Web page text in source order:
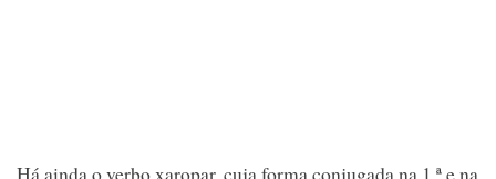
Há ainda o verbo xaropar, cuja forma conjugada na 1.ª e na